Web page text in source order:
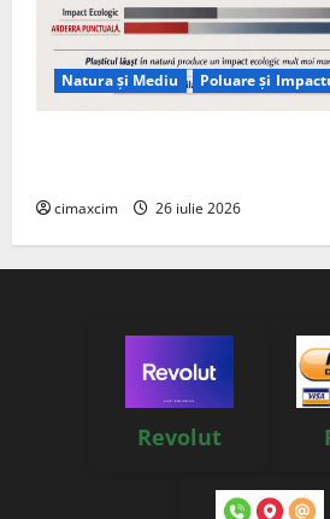
Natura și Mediu Poluare și
cimaxcim 26 iulie 2026
Revolut